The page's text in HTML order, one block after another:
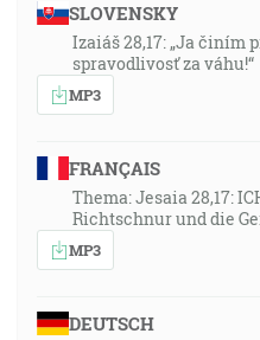
SLOVENSKY
Izaiáš 28,17: „Ja činím
spravodlivosť za váhu!“
MP3
FRANÇAIS
Thema: Jesaia 28,17:
Richtschnur und die
MP3
DEUTSCH